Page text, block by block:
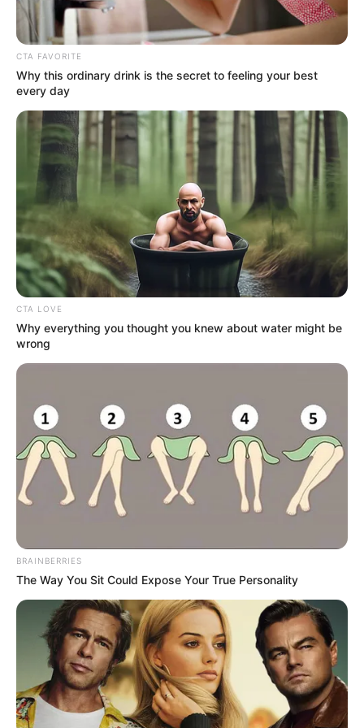
Μερομήνια 2026 – 2027: Τι καιρό θα κάνει;
Πότε ανοίγουν οι εγγραφές για τα
Πανεπιστήμια 2026 – Ημερομηνίες για
πρωτοετείς
Ακολουθήστε το evianews.com στο
Google
News
ΤΑ ΠΙΟ ΔΗΜΟΦΙΛΗ
CTA FAVORITE
Why this ordinary drink is the secret to feeling your best
every day
CTA LOVE
Why everything you thought you knew about water might be
wrong
BRAINBERRIES
The Way You Sit Could Expose Your True Personality